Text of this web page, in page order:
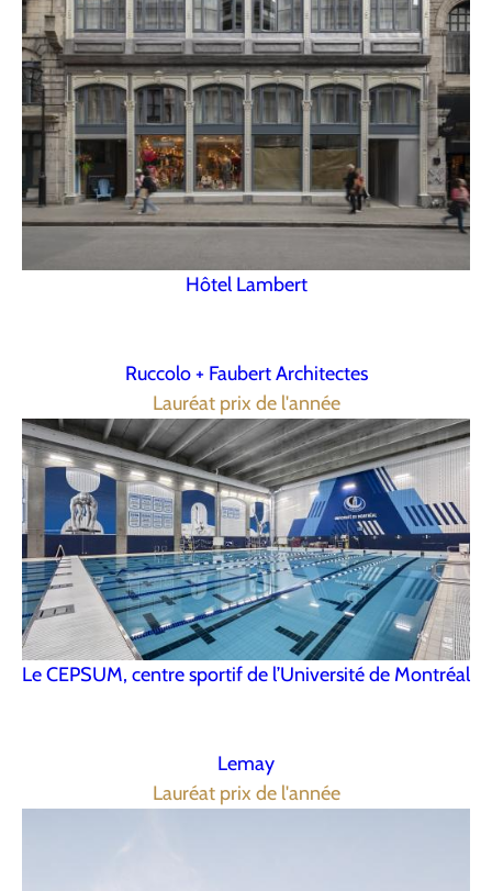
Hôtel Lambert
Ruccolo + Faubert Architectes
Lauréat prix de l'année
Le CEPSUM, centre sportif de l’Université de Montréal
Lemay
Lauréat prix de l'année